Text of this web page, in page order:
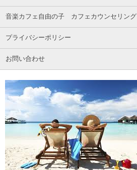
音楽カフェ自由の子 カフェカウンセリング
プライバシーポリシー
お問い合わせ